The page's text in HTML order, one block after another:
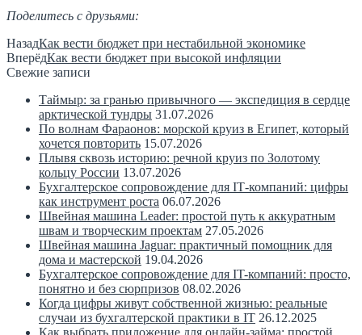
Поделитесь с друзьями:
НазадКак вести бюджет при нестабильной экономике
ВперёдКак вести бюджет при высокой инфляции
Свежие записи
Таймыр: за гранью привычного — экспедиция в сердце
арктической тундры 31.07.2026
По волнам Фараонов: морской круиз в Египет, который
хочется повторить 15.07.2026
Плывя сквозь историю: речной круиз по Золотому
кольцу России 13.07.2026
Бухгалтерское сопровождение для IT‑компаний: цифры
как инструмент роста 06.07.2026
Швейная машина Leader: простой путь к аккуратным
швам и творческим проектам 27.05.2026
Швейная машина Jaguar: практичный помощник для
дома и мастерской 19.04.2026
Бухгалтерское сопровождение для IT-компаний: просто,
понятно и без сюрпризов 08.02.2026
Когда цифры живут собственной жизнью: реальные
случаи из бухгалтерской практики в IT 26.12.2025